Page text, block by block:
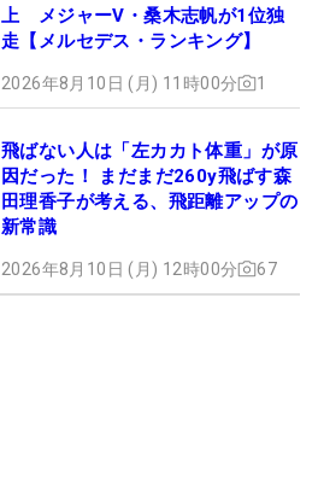
上 メジャーV・桑木志帆が1位独
走【メルセデス・ランキング】
2026年8月10日 (月) 11時00分 1
飛ばない人は「左カカト体重」が原
因だった！ まだまだ260y飛ばす森
田理香子が考える、飛距離アップの
新常識
2026年8月10日 (月) 12時00分 67